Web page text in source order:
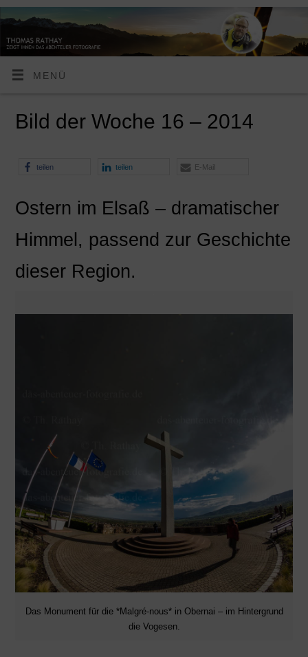
MENÜ
Bild der Woche 16 – 2014
teilen teilen E-Mail
Ostern im Elsaß – dramatischer
Himmel, passend zur Geschichte
dieser Region.
Das Monument für die *Malgré-nous* in Obernai – im Hintergrund
die Vogesen.